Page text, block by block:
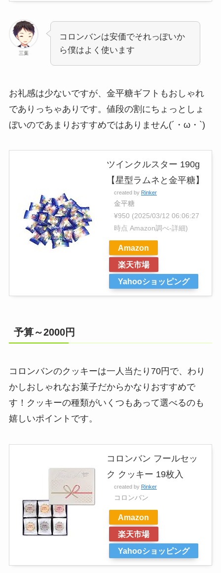
三葉
コロンバンは安価でそれっぽいか
ら僕はよく使います
お礼感は少ないですが、金平糖ギフトもおしゃれ
でありっちゃありです。値段の割にちょっとしょ
ぼいのであまりおすすめではありません(´・ω・`)
ツインクルスター 190g
【星型ラムネと金平糖】
created by Rinker
金平糖
¥950 (2025/03/12 06:06:27
時点 Amazon調べ-詳細)
Amazon
楽天市場
Yahooショッピング
予算～2000円
コロンバンのクッキーは一人当たり70円で、わり
かしおしゃれなお菓子だからかなりおすすめで
す！クッキーの種類がいくつもあって選べるのも
嬉しいポイントです。
コロンバン フールセッ
ク クッキー 19枚入
created by Rinker
コロンバン
Amazon
楽天市場
Yahooショッピング